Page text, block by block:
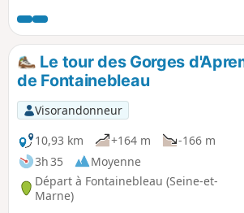
Maître et quelques gros chênes sous le
camp de Chailly. Magnifique passage
Cuvier Châtillon (versant Nord).
Le tour des Gorges
de Fontainebleau
Visorandonneur
10,93 km
+164 m
-166 m
3h 35
Moyenne
Départ à Fontainebleau (Seine-et-
Marne)